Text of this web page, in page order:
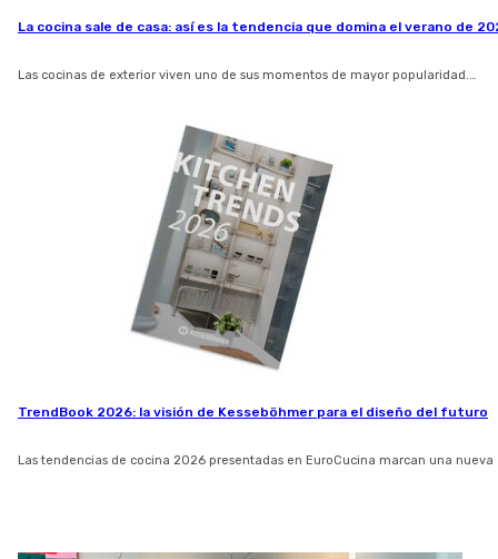
La cocina sale de casa: así es la tendencia que domina el verano de
Las cocinas de exterior viven uno de sus momentos de mayor popularidad.…
TrendBook 2026: la visión de Kesseböhmer para el diseño del futuro
Las tendencias de cocina 2026 presentadas en EuroCucina marcan una nueva